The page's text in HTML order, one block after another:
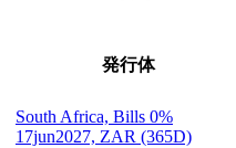
発行体
South Africa, Bills 0%
17jun2027, ZAR (365D)